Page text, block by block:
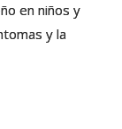
en niños y
y la